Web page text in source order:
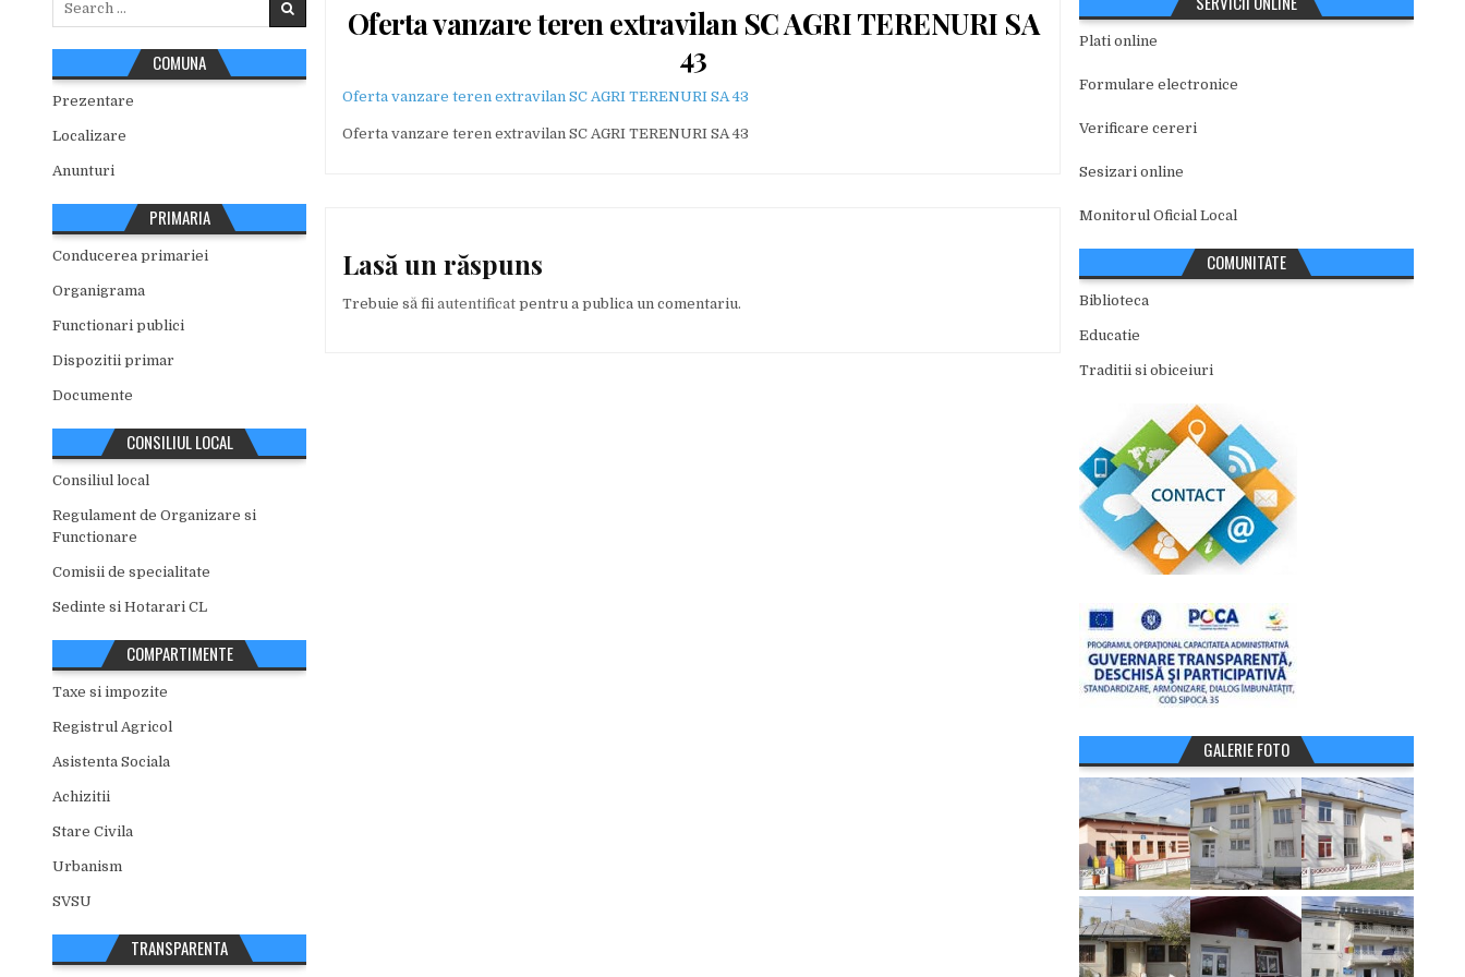
Oferta vanzare teren extravilan SC AGRI TERENURI SA
43
Oferta vanzare teren extravilan SC AGRI TERENURI SA 43
Oferta vanzare teren extravilan SC AGRI TERENURI SA 43
Lasă un răspuns
Trebuie să fiiautentificat pentru a publica un comentariu.
COMUNA
Prezentare
Localizare
Anunturi
PRIMARIA
Conducerea primariei
Organigrama
Functionari publici
Dispozitii primar
Documente
CONSILIUL LOCAL
Consiliul local
Regulament de Organizare si
Functionare
Comisii de specialitate
Sedinte si Hotarari CL
COMPARTIMENTE
Taxe si impozite
Registrul Agricol
Asistenta Sociala
Achizitii
Stare Civila
Urbanism
SVSU
TRANSPARENTA
Plati online
Formulare electronice
Verificare cereri
Sesizari online
Monitorul Oficial Local
COMUNITATE
Biblioteca
Educatie
Traditii si obiceiuri
GALERIE FOTO